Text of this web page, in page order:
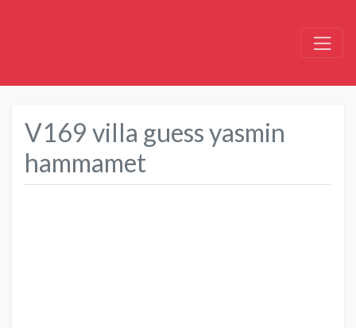
V169 villa guess yasmin
hammamet